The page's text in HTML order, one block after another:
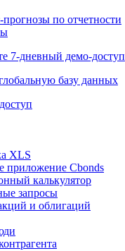
прогнозы по отчетности
7-дневный демо-доступ
базу данных
XLS
приложение Cbonds
калькулятор
запросы
и облигаций